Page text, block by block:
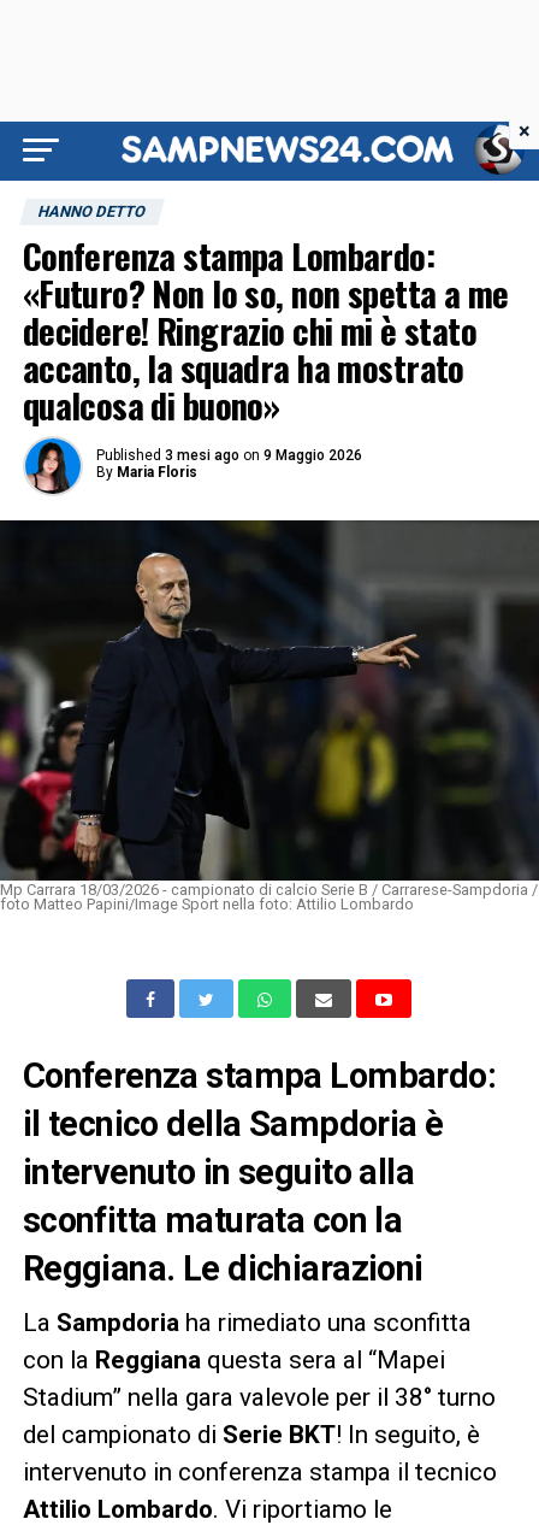
HANNO DETTO
Conferenza stampa Lombardo:
«Futuro? Non lo so, non spetta a me
decidere! Ringrazio chi mi è stato
accanto, la squadra ha mostrato
qualcosa di buono»
Published 3 mesi ago on 9 Maggio 2026
By Maria Floris
Mp Carrara 18/03/2026 - campionato di calcio Serie B / Carrarese-Sampdoria /
foto Matteo Papini/Image Sport nella foto: Attilio Lombardo
Conferenza stampa Lombardo:
il tecnico della Sampdoria è
intervenuto in seguito alla
sconfitta maturata con la
Reggiana. Le dichiarazioni
La Sampdoria ha rimediato una sconfitta
con la Reggiana questa sera al “Mapei
Stadium” nella gara valevole per il 38° turno
del campionato di Serie BKT! In seguito, è
intervenuto in conferenza stampa il tecnico
Attilio Lombardo. Vi riportiamo le
×